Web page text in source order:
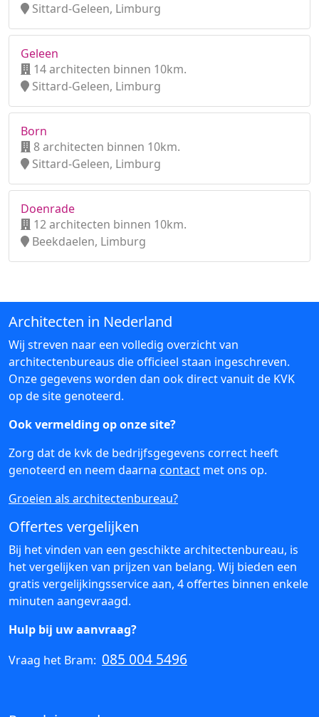
Sittard-Geleen, Limburg
Geleen
14 architecten binnen 10km.
Sittard-Geleen, Limburg
Born
8 architecten binnen 10km.
Sittard-Geleen, Limburg
Doenrade
12 architecten binnen 10km.
Beekdaelen, Limburg
Architecten in Nederland
Wij streven naar een volledig overzicht van
architectenbureaus die officieel staan ingeschreven.
Onze gegevens worden dan ook direct vanuit de KVK
op de site genoteerd.
Ook vermelding op onze site?
Zorg dat de kvk de bedrijfsgegevens correct heeft
genoteerd en neem daarna contact met ons op.
Groeien als architectenbureau?
Offertes vergelijken
Bij het vinden van een geschikte architectenbureau, is
het vergelijken van prijzen van belang. Wij bieden een
gratis vergelijkingsservice aan, 4 offertes binnen enkele
minuten aangevraagd.
Hulp bij uw aanvraag?
Vraag het Bram: 085 004 5496